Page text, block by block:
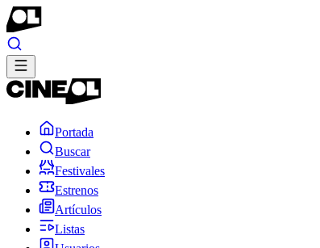
Portada
Buscar
Festivales
Estrenos
Artículos
Listas